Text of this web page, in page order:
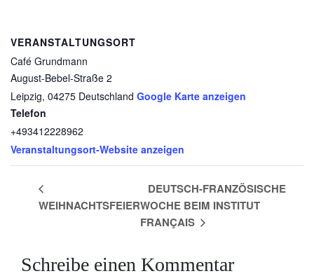
VERANSTALTUNGSORT
Café Grundmann
August-Bebel-Straße 2
Leipzig, 04275 Deutschland Google Karte anzeigen
Telefon
+493412228962
Veranstaltungsort-Website anzeigen
powered byUsercentrics Consent
WEIHNACHTSFEIER
DEUTSCH-FRANZÖSISCHE
WOCHE BEIM INSTITUT
FRANÇAIS
Schreibe einen Kommentar